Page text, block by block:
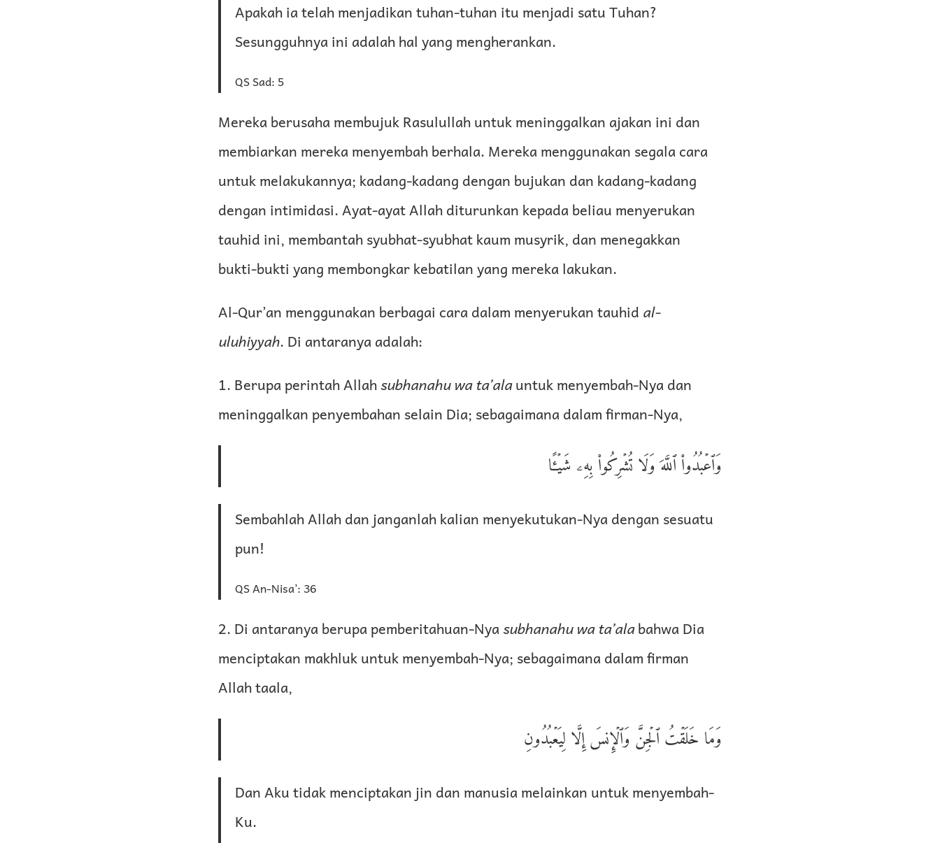
Apakah ia telah menjadikan tuhan-tuhan itu menjadi satu Tuhan?
Sesungguhnya ini adalah hal yang mengherankan.
QS Sad: 5
Mereka berusaha membujuk Rasulullah untuk meninggalkan ajakan ini dan
membiarkan mereka menyembah berhala. Mereka menggunakan segala cara
untuk melakukannya; kadang-kadang dengan bujukan dan kadang-kadang
dengan intimidasi. Ayat-ayat Allah diturunkan kepada beliau menyerukan
tauhid ini, membantah syubhat-syubhat kaum musyrik, dan menegakkan
bukti-bukti yang membongkar kebatilan yang mereka lakukan.
Al-Qur’an menggunakan berbagai cara dalam menyerukan tauhid al-
uluhiyyah. Di antaranya adalah:
1. Berupa perintah Allahsubhanahu wa ta’alauntuk menyembah-Nya dan
meninggalkan penyembahan selain Dia; sebagaimana dalam firman-Nya,
وَٱعۡبُدُوا۟ ٱللَّهَ وَلَا تُشۡرِكُوا۟ بِهِۦ شَيۡـًٔا
Sembahlah Allah dan janganlah kalian menyekutukan-Nya dengan sesuatu
pun!
QS An-Nisa’: 36
2. Di antaranya berupa pemberitahuan-Nyasubhanahu wa ta’alabahwa Dia
menciptakan makhluk untuk menyembah-Nya; sebagaimana dalam firman
Allah taala,
وَمَا خَلَقۡتُ ٱلۡجِنَّ وَٱلۡإِنسَ إِلَّا لِيَعۡبُدُونِ
Dan Aku tidak menciptakan jin dan manusia melainkan untuk menyembah-
Ku.